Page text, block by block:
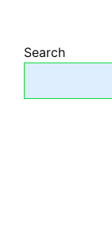
Search